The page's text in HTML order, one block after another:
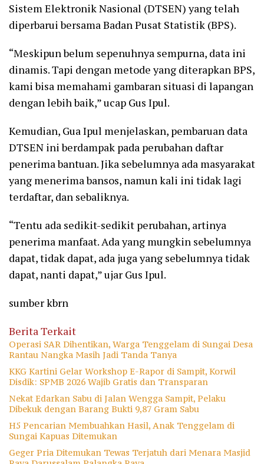
Sistem Elektronik Nasional (DTSEN) yang telah
diperbarui bersama Badan Pusat Statistik (BPS).
“Meskipun belum sepenuhnya sempurna, data ini
dinamis. Tapi dengan metode yang diterapkan BPS,
kami bisa memahami gambaran situasi di lapangan
dengan lebih baik,” ucap Gus Ipul.
Kemudian, Gua Ipul menjelaskan, pembaruan data
DTSEN ini berdampak pada perubahan daftar
penerima bantuan. Jika sebelumnya ada masyarakat
yang menerima bansos, namun kali ini tidak lagi
terdaftar, dan sebaliknya.
“Tentu ada sedikit-sedikit perubahan, artinya
penerima manfaat. Ada yang mungkin sebelumnya
dapat, tidak dapat, ada juga yang sebelumnya tidak
dapat, nanti dapat,” ujar Gus Ipul.
sumber kbrn
Berita Terkait
Operasi SAR Dihentikan, Warga Tenggelam di Sungai Desa
Rantau Nangka Masih Jadi Tanda Tanya
KKG Kartini Gelar Workshop E-Rapor di Sampit, Korwil
Disdik: SPMB 2026 Wajib Gratis dan Transparan
Nekat Edarkan Sabu di Jalan Wengga Sampit, Pelaku
Dibekuk dengan Barang Bukti 9,87 Gram Sabu
H5 Pencarian Membuahkan Hasil, Anak Tenggelam di
Sungai Kapuas Ditemukan
Geger Pria Ditemukan Tewas Terjatuh dari Menara Masjid